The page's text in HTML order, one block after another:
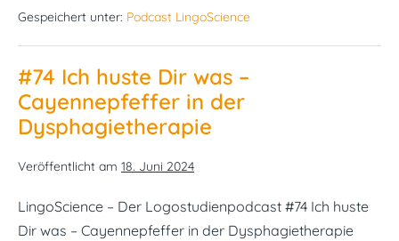
vor
Bäumen
sehen:
Welche
Konzepte
wirken
jetzt
in
der
Gespeichert unter: Podcast LingoScience
#74 Ich huste Dir was –
Cayennepfeffer in der
Dysphagietherapie
Veröffentlicht am 18. Juni 2024
LingoScience – Der Logostudienpodcast #74 Ich huste
Dir was – Cayennepfeffer in der Dysphagietherapie